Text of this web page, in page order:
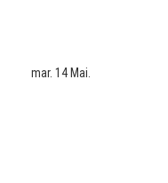
mar. 14 Mai.